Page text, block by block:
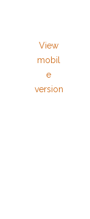
View
mobil
e
version